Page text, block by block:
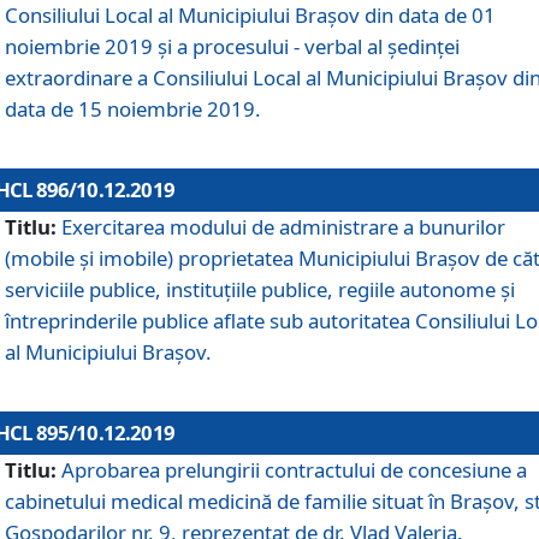
Consiliului Local al Municipiului Brașov din data de 01
noiembrie 2019 și a procesului - verbal al ședinței
extraordinare a Consiliului Local al Municipiului Brașov
data de 15 noiembrie 2019.
896/10.12.2019
Titlu: Exercitarea modului de administrare a bunurilor
(mobile și imobile) proprietatea Municipiului Brașov de
serviciile publice, instituțiile publice, regiile autonome și
întreprinderile publice aflate sub autoritatea Consiliului
al Municipiului Brașov.
895/10.12.2019
Titlu: Aprobarea prelungirii contractului de concesiune a
cabinetului medical medicină de familie situat în Braşov,
Gospodarilor nr. 9, reprezentat de dr. Vlad Valeria.